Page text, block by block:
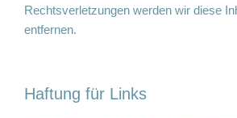
Rechtsverletzungen werden wir diese
entfernen.
Haftung für Links